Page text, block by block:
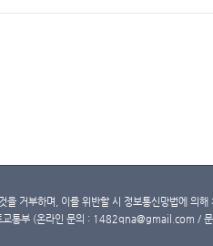
을 거부하며, 이를 위반할 시 정보통신망법에 의
교통부 (온라인 문의 : 1482qna@gmail.com /